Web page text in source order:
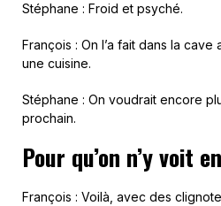
Stéphane : Froid et psyché.
François : On l’a fait dans la cave
une cuisine.
Stéphane : On voudrait encore
prochain.
Pour qu’on n’y voit
François : Voilà, avec des